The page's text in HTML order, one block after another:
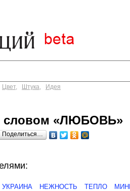
Цвет, Штука, Идея
словом «ЛЮБОВЬ»
Поделиться…
УКРАИНА НЕЖНОСТЬ ТЕПЛО